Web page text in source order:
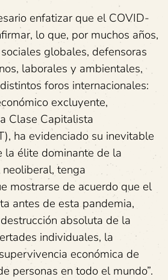
enfatizar que el COVID-
lo que, por muchos años,
globales, defensoras
laborales y ambientales,
foros internacionales:
excluyente,
Clase Capitalista
ha evidenciado su inevitable
la élite dominante de la
tenga
mostrarse de acuerdo que el
antes de esta pandemia,
absoluta de la
individuales, la
económica de
personas en todo el mundo”.